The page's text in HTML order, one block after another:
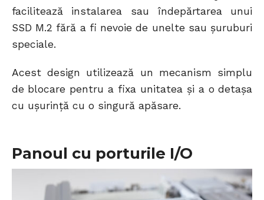
facilitează instalarea sau îndepărtarea unui
SSD M.2 fără a fi nevoie de unelte sau șuruburi
speciale.
Acest design utilizează un mecanism simplu
de blocare pentru a fixa unitatea și a o detașa
cu ușurință cu o singură apăsare.
Panoul cu porturile I/O